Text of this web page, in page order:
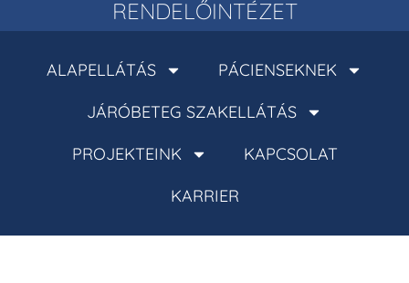
RENDELŐINTÉZET
ALAPELLÁTÁS
PÁCIENSEKNEK
JÁRÓBETEG SZAKELLÁTÁS
PROJEKTEINK
KAPCSOLAT
KARRIER